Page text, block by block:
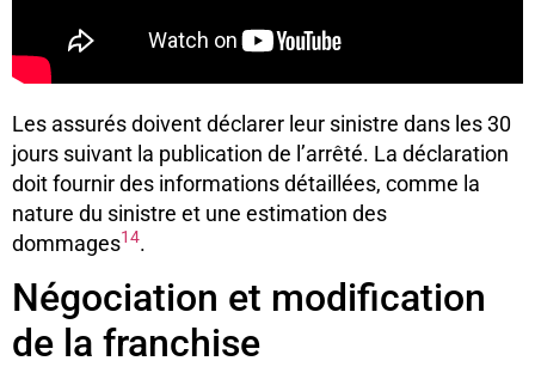
Les assurés doivent déclarer leur sinistre dans les 30
jours suivant la publication de l’arrêté. La déclaration
doit fournir des informations détaillées, comme la
nature du sinistre et une estimation des
dommages14.
Négociation et modification
de la franchise